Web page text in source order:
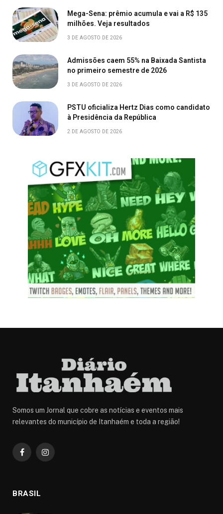
Mega-Sena: prêmio acumula e vai a R$ 135
milhões. Veja resultados
3 DE AGOSTO DE 2026
Admissões caem 55% na Baixada Santista
no primeiro semestre de 2026
3 DE AGOSTO DE 2026
PSTU oficializa Hertz Dias como candidato
à Presidência da República
2 DE AGOSTO DE 2026
Somos um Jornal que cobre as notícias e eventos mais
relevantes do município de Itanhaém e toda a região!
FacebookInstagram
BRASIL